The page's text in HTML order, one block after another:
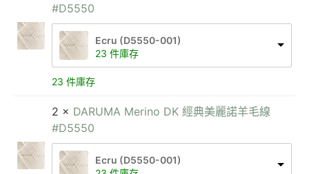
#D5550
Ecru (D5550-001)
23 件庫存
23 件庫存
2 × DARUMA Merino DK 經典美麗諾羊毛線
#D5550
Ecru (D5550-001)